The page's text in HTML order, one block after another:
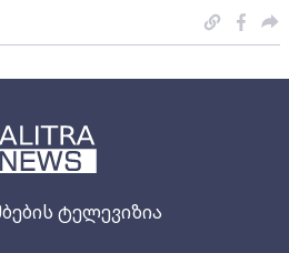
ტელევიზია